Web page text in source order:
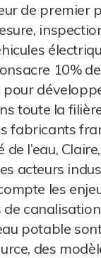
de premier
10%
toute la
fabricants
l’eau,
acteurs
les
potable
des